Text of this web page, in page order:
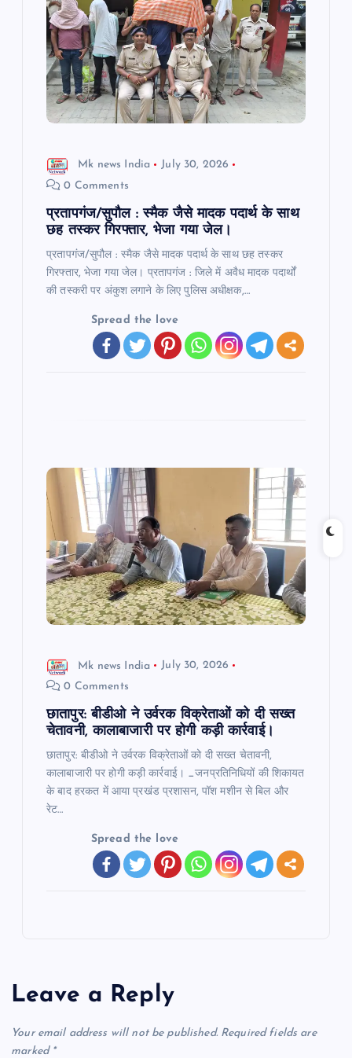
Mk news India
July 30, 2026
0 Comments
प्रतापगंज/सुपौल : स्मैक जैसे मादक पदार्थ के साथ
छह तस्कर गिरफ्तार, भेजा गया जेल।
प्रतापगंज/सुपौल : स्मैक जैसे मादक पदार्थ के साथ छह तस्कर
गिरफ्तार, भेजा गया जेल। प्रतापगंज : जिले में अवैध मादक पदार्थों
की तस्करी पर अंकुश लगाने के लिए पुलिस अधीक्षक,…
Spread the love
Mk news India
July 30, 2026
0 Comments
छातापुर: बीडीओ ने उर्वरक विक्रेताओं को दी सख्त
चेतावनी, कालाबाजारी पर होगी कड़ी कार्रवाई।
छातापुर: बीडीओ ने उर्वरक विक्रेताओं को दी सख्त चेतावनी,
कालाबाजारी पर होगी कड़ी कार्रवाई। _जनप्रतिनिधियों की शिकायत
के बाद हरकत में आया प्रखंड प्रशासन, पॉश मशीन से बिल और
रेट…
Spread the love
Leave a Reply
Your email address will not be published. Required fields are
marked *